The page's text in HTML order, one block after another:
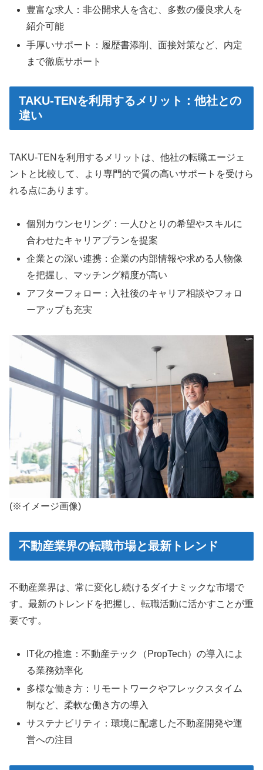
豊富な求人：非公開求人を含む、多数の優良求人を
紹介可能
手厚いサポート：履歴書添削、面接対策など、内定
まで徹底サポート
TAKU-TENを利用するメリット：他社との
違い
TAKU-TENを利用するメリットは、他社の転職エージェ
ントと比較して、より専門的で質の高いサポートを受けら
れる点にあります。
個別カウンセリング：一人ひとりの希望やスキルに
合わせたキャリアプランを提案
企業との深い連携：企業の内部情報や求める人物像
を把握し、マッチング精度が高い
アフターフォロー：入社後のキャリア相談やフォロ
ーアップも充実
(※イメージ画像)
不動産業界の転職市場と最新トレンド
不動産業界は、常に変化し続けるダイナミックな市場で
す。最新のトレンドを把握し、転職活動に活かすことが重
要です。
IT化の推進：不動産テック（PropTech）の導入によ
る業務効率化
多様な働き方：リモートワークやフレックスタイム
制など、柔軟な働き方の導入
サステナビリティ：環境に配慮した不動産開発や運
営への注目